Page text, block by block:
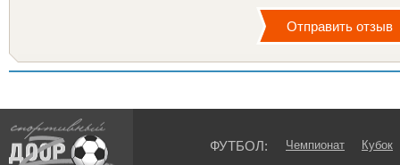
ФУТБОЛ: Чемпионат Кубок